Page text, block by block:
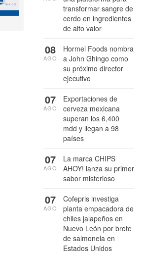
transformar sangre de
cerdo en ingredientes
de alto valor
Hormel Foods nombra
a John Ghingo como
su próximo director
ejecutivo
08
AGO
Exportaciones de
cerveza mexicana
superan los 6,400
mdd y llegan a 98
países
07
AGO
La marca CHIPS
AHOY! lanza su primer
sabor misterioso
07
AGO
Cofepris investiga
planta empacadora de
chiles jalapeños en
Nuevo León por brote
de salmonela en
Estados Unidos
07
AGO